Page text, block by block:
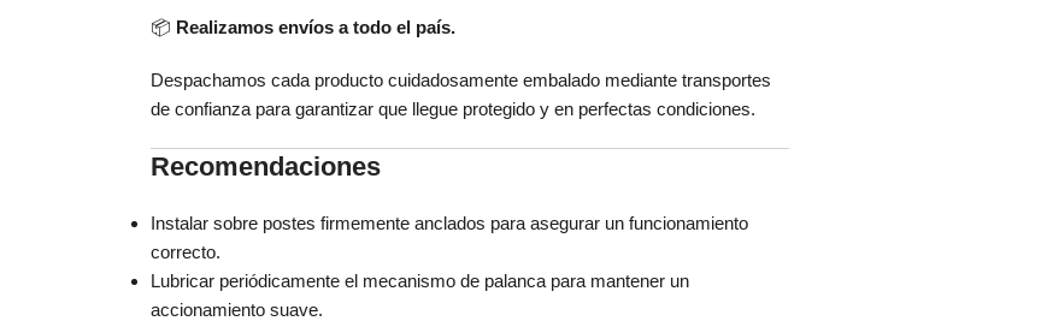
📦 Realizamos envíos a todo el país.
Despachamos cada producto cuidadosamente embalado mediante transportes
de confianza para garantizar que llegue protegido y en perfectas condiciones.
Recomendaciones
Instalar sobre postes firmemente anclados para asegurar un funcionamiento
correcto.
Lubricar periódicamente el mecanismo de palanca para mantener un
accionamiento suave.